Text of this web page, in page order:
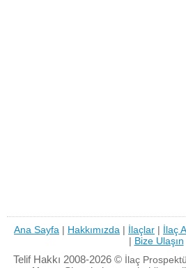
Ana Sayfa | Hakkımızda | İlaçlar | İlaç
| Bize Ulaşın
Telif Hakkı 2008-2026 © İlaç